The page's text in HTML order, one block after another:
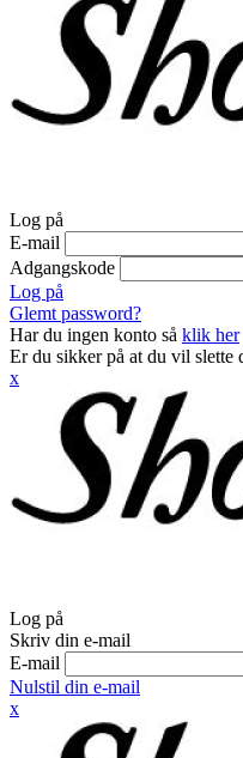
Log på
E-mail
Adgangskode
Log på
Glemt password?
Har du ingen konto så klik her
Er du sikker på at du vil slette
x
Log på
Skriv din e-mail
E-mail
Nulstil din e-mail
x